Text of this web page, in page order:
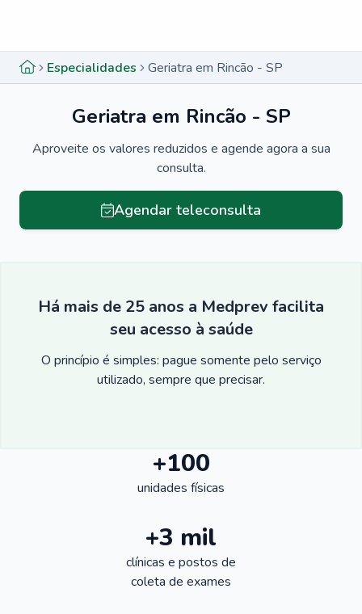
Especialidades Geriatra em Rincão - SP
Geriatra em Rincão - SP
Aproveite os valores reduzidos e agende agora a sua
consulta.
Agendar teleconsulta
Há mais de 25 anos a Medprev facilita
seu acesso à saúde
O princípio é simples: pague somente pelo serviço
utilizado, sempre que precisar.
+100
unidades físicas
+3 mil
clínicas e postos de
coleta de exames